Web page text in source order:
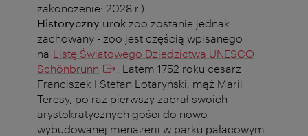
zakończenie: 2028 r.).
Historyczny urok zoo zostanie jednak
zachowany - zoo jest częścią wpisanego
na Listę Światowego Dziedzictwa UNESCO
Schönbrunn
. Latem 1752 roku cesarz
Franciszek I Stefan Lotaryński, mąż Marii
Teresy, po raz pierwszy zabrał swoich
arystokratycznych gości do nowo
wybudowanej menażerii w parku pałacowym